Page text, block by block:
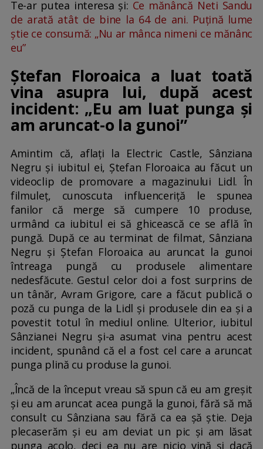
Te-ar putea interesa și: Ce mănâncă Neti Sandu
de arată atât de bine la 64 de ani. Puțină lume
știe ce consumă: „Nu ar mânca nimeni ce mănânc
eu”
Ștefan Floroaica a luat toată
vina asupra lui, după acest
incident: „Eu am luat punga şi
am aruncat-o la gunoi”
Amintim că, aflați la Electric Castle, Sânziana
Negru și iubitul ei, Ștefan Floroaica au făcut un
videoclip de promovare a magazinului Lidl. În
filmuleț, cunoscuta influenceriță le spunea
fanilor că merge să cumpere 10 produse,
urmând ca iubitul ei să ghicească ce se află în
pungă. După ce au terminat de filmat, Sânziana
Negru și Ștefan Floroaica au aruncat la gunoi
întreaga pungă cu produsele alimentare
nedesfăcute. Gestul celor doi a fost surprins de
un tânăr, Avram Grigore, care a făcut publică o
poză cu punga de la Lidl şi produsele din ea și a
povestit totul în mediul online. Ulterior, iubitul
Sânzianei Negru și-a asumat vina pentru acest
incident, spunând că el a fost cel care a aruncat
punga plină cu produse la gunoi.
„Încă de la început vreau să spun că eu am greșit
și eu am aruncat acea pungă la gunoi, fără să mă
consult cu Sânziana sau fără ca ea șă știe. Deja
plecaserăm și eu am deviat un pic și am lăsat
punga acolo, deci ea nu are nicio vină și dacă